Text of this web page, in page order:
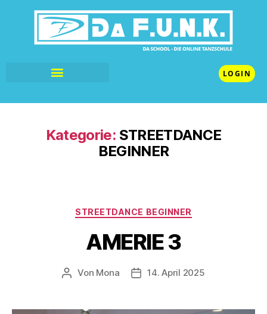
LOGIN
Kategorie: STREETDANCE
BEGINNER
STREETDANCE BEGINNER
AMERIE 3
Von Mona 14. April 2025